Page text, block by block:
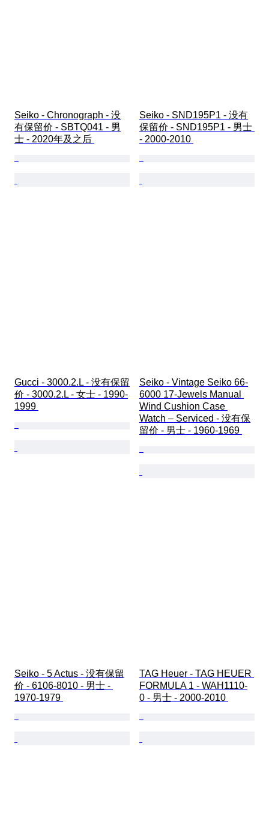
Seiko - Chronograph - 没
有保留价 - SBTQ041 - 男
士 - 2020年及之后
Seiko - SND195P1 - 没有
保留价 - SND195P1 - 男士
- 2000-2010
Gucci - 3000.2.L - 没有保留
价 - 3000.2.L - 女士 - 1990-
1999
Seiko - Vintage Seiko 66-
6000 17-Jewels Manual
Wind Cushion Case
Watch – Serviced - 没有保
留价 - 男士 - 1960-1969
Seiko - 5 Actus - 没有保留
价 - 6106-8010 - 男士 -
1970-1979
TAG Heuer - TAG HEUER
FORMULA 1 - WAH1110-
0 - 男士 - 2000-2010